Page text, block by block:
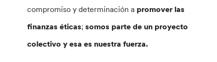
compromiso y determinación a promover las
finanzas éticas;somos parte de un proyecto
colectivo y esa es nuestra fuerza.